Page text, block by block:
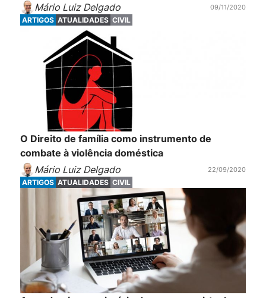
Mário Luiz Delgado
09/11/2020
ARTIGOS ATUALIDADES CIVIL
O Direito de família como instrumento de
combate à violência doméstica
Mário Luiz Delgado
22/09/2020
ARTIGOS ATUALIDADES CIVIL